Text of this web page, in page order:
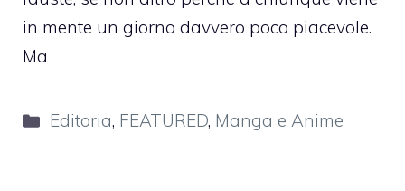
in mente un giorno davvero poco piacevole.
Ma
Categorie
Editoria, FEATURED, Manga e Anime